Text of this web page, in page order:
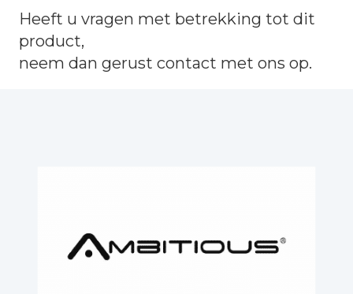
Heeft u vragen met betrekking tot dit
product,
neem dan gerust contact met ons op.